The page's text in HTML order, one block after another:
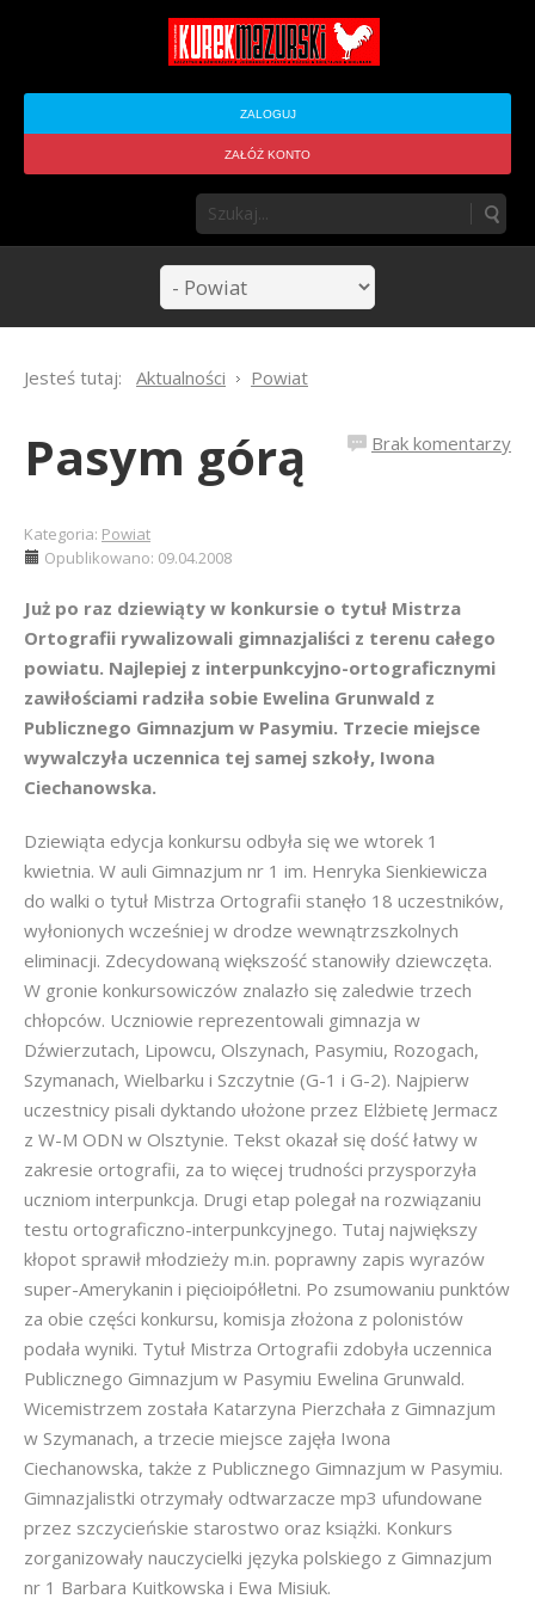
ZALOGUJ
ZAŁÓŻ KONTO
Jesteś tutaj: Aktualności Powiat
Brak komentarzy
Pasym górą
Kategoria: Powiat
Opublikowano: 09.04.2008
Już po raz dziewiąty w konkursie o tytuł Mistrza
Ortografii rywalizowali gimnazjaliści z terenu całego
powiatu. Najlepiej z interpunkcyjno-ortograficznymi
zawiłościami radziła sobie Ewelina Grunwald z
Publicznego Gimnazjum w Pasymiu. Trzecie miejsce
wywalczyła uczennica tej samej szkoły, Iwona
Ciechanowska.
Dziewiąta edycja konkursu odbyła się we wtorek 1
kwietnia. W auli Gimnazjum nr 1 im. Henryka Sienkiewicza
do walki o tytuł Mistrza Ortografii stanęło 18 uczestników,
wyłonionych wcześniej w drodze wewnątrzszkolnych
eliminacji. Zdecydowaną większość stanowiły dziewczęta.
W gronie konkursowiczów znalazło się zaledwie trzech
chłopców. Uczniowie reprezentowali gimnazja w
Dźwierzutach, Lipowcu, Olszynach, Pasymiu, Rozogach,
Szymanach, Wielbarku i Szczytnie (G-1 i G-2). Najpierw
uczestnicy pisali dyktando ułożone przez Elżbietę Jermacz
z W-M ODN w Olsztynie. Tekst okazał się dość łatwy w
zakresie ortografii, za to więcej trudności przysporzyła
uczniom interpunkcja. Drugi etap polegał na rozwiązaniu
testu ortograficzno-interpunkcyjnego. Tutaj największy
kłopot sprawił młodzieży m.in. poprawny zapis wyrazów
super-Amerykanin i pięcioipółletni. Po zsumowaniu punktów
za obie części konkursu, komisja złożona z polonistów
podała wyniki. Tytuł Mistrza Ortografii zdobyła uczennica
Publicznego Gimnazjum w Pasymiu Ewelina Grunwald.
Wicemistrzem została Katarzyna Pierzchała z Gimnazjum
w Szymanach, a trzecie miejsce zajęła Iwona
Ciechanowska, także z Publicznego Gimnazjum w Pasymiu.
Gimnazjalistki otrzymały odtwarzacze mp3 ufundowane
przez szczycieńskie starostwo oraz książki. Konkurs
zorganizowały nauczycielki języka polskiego z Gimnazjum
nr 1 Barbara Kuitkowska i Ewa Misiuk.